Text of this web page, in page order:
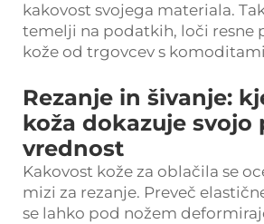
kakovost svojega materiala.
temelji na podatkih, loči resne
kože od trgovcev s
Rezanje in šivanje:
koža dokazuje svojo
vrednost
Kakovost kože za oblačila se
mizi za rezanje. Preveč
se lahko pod nožem